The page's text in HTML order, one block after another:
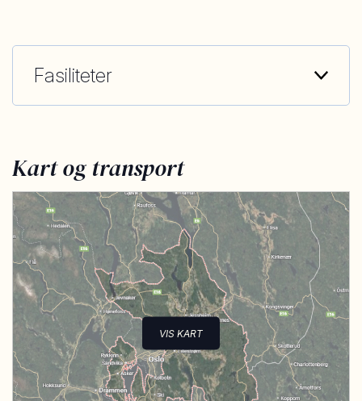
Fasiliteter
Kart og transport
VIS KART